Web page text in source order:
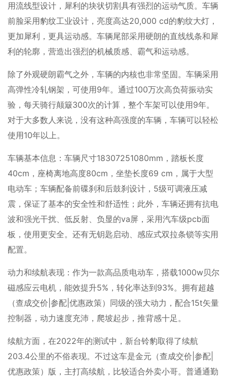
用流线型设计，犀利的块状切割具有强烈的运动气质。车辆
前脸采用豹纹工业设计，亮度高达20,000 cd的豹纹大灯，
更加犀利，更具运动感。车辆尾部采用硬朗的直线线条和犀
利的轮廓，营造出强烈的机械质感、霸气和运动感。
除了外观硬朗霸气之外，车辆的内核也非常坚固。车辆采用
高弹性冷轧钢架，可使用9年。通过100万次高负荷振动实
验，每天骑行颠簸300次的计算，整个车架可以使用9年。
对于大多数人来说，没有这种高强度的车辆，车辆可以轻松
使用10年以上。
车辆基本信息：车辆尺寸18307251080mm，踏板长度
40cm，座椅离地高度80cm，坐垫长度69 cm，属于大型
电动车；车辆配备前碟刹和后鼓刹设计，5级可调液压减
震，保证了基本的安全性和舒适性；此外，车辆还拥有抗电
波和强光干扰、低反射、负显的va屏，采用汽车级pcb面
板，使用更安全。还有无钥匙启动、感应式双拉条锁等实用
配置。
动力和续航表现：作为一款高品质电动车，搭载1000w贝尔
磁感应云电机，能效提升5%，转化率达到93%。拥有超越
（查成交价|参配|优惠政策）同级的强大动力，配合15t矢量
控制器，动力速度充沛，爬坡起步，推背感十足。
续航方面，在2022年的测试中，新台铃豹取得了续航
203.4公里的不俗表现。不过这车是金元（查成交价|参配|
优惠政策）版，主打高续航，比较适合外卖小哥。普通通勤